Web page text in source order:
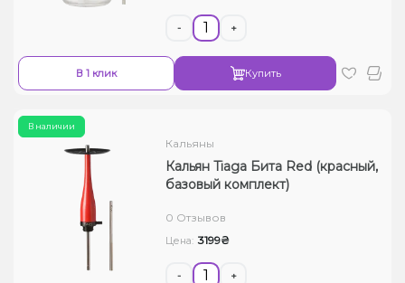
- +
В 1 клик Купить
В наличии
Кальяны
Кальян Tiaga Бита Red (красный,
базовый комплект)
0 Отзывов
Цена: 3199₴
- +